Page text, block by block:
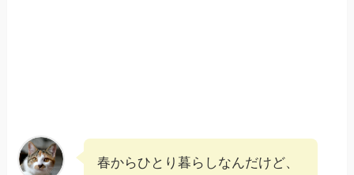
春からひとり暮らしなんだけど、